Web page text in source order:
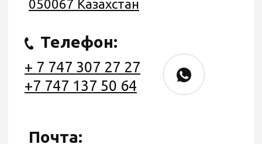
Политика возврата